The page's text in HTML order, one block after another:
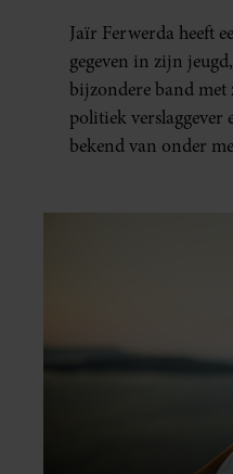
MORELE
Jaïr Ferwerda heeft
gegeven in zijn
bijzondere band met
politiek
bekend van onder meer